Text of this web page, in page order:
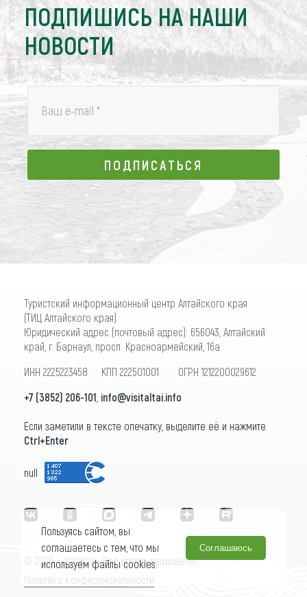
ПОДПИШИСЬ НА НАШИ
НОВОСТИ
Ваш e-mail *
ПОДПИСАТЬСЯ
ПОДПИСАТЬСЯ
Туристский информационный центр Алтайского края
(ТИЦ Алтайского края)
Юридический адрес (почтовый адрес): 656043, Алтайский
край, г. Барнаул, просп. Красноармейский, 16а
ИНН 2225223458 КПП 222501001 ОГРН 1212200029612
+7 (3852) 206-101 info@visitaltai.info
Если заметили в тексте опечатку, выделите её и нажмите
Ctrl+Enter
null
© 2026 «visitaltai» Все права защищены.
Политика конфиденциальности
Пользуясь сайтом, вы
соглашаетесь с тем, что мы
используем файлы cookies.
Соглашаюсь